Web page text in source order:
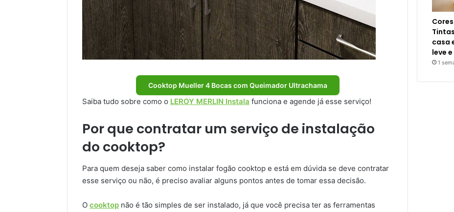
Cooktop Mueller 4 Bocas com Queimador Ultrachama
Saiba tudo sobre como o LEROY MERLIN Instala funciona e agende já esse serviço!
Por que contratar um serviço de instalação
do cooktop?
Para quem deseja saber como instalar fogão cooktop e está em dúvida se deve contratar
esse serviço ou não, é preciso avaliar alguns pontos antes de tomar essa decisão.
O cooktop não é tão simples de ser instalado, já que você precisa ter as ferramentas
casa
leve
1